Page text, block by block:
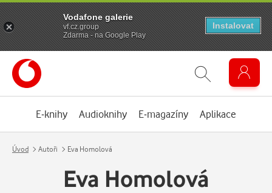
E-knihy Audioknihy E-magazíny Aplikace
Úvod Autoři Eva Homolová
Eva Homolová
Vodafone galerie
vf.cz.group
Zdarma - na Google Play
Instalovat